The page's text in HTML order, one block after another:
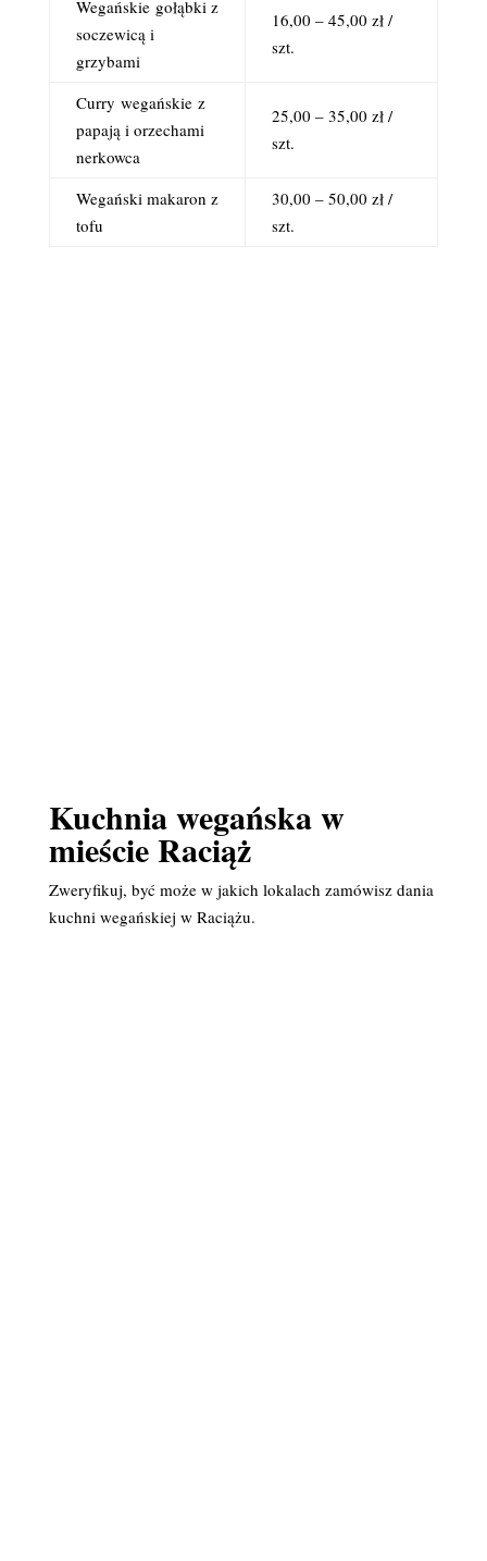
Wegańskiegołąbki z
soczewicą i
grzybami
16,00 – 45,00 zł /
szt.
Curry wegańskiez
papają i orzechami
nerkowca
25,00 – 35,00 zł /
szt.
Wegański makaron z
tofu
30,00 – 50,00 zł /
szt.
Kuchnia wegańska w
mieście Raciąż
Zweryfikuj, być może w jakich lokalach zamówisz dania
kuchni wegańskiej w Raciążu.